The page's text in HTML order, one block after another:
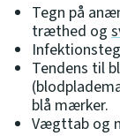
Tegn på
træthed og
Tendens til
blå mærker.
Vægttab og